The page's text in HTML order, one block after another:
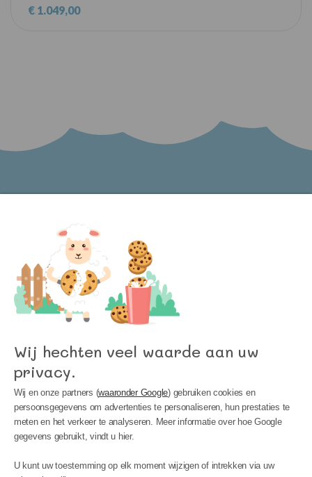
€ 1.049,00
Wij hechten veel waarde aan uw
privacy.
Wij en onze partners (waaronder Google) gebruiken cookies en
persoonsgegevens om advertenties te personaliseren, hun prestaties te
meten en het verkeer te analyseren. Meer informatie over hoe Google
gegevens gebruikt, vindt u hier.
U kunt uw toestemming op elk moment wijzigen of intrekken via uw